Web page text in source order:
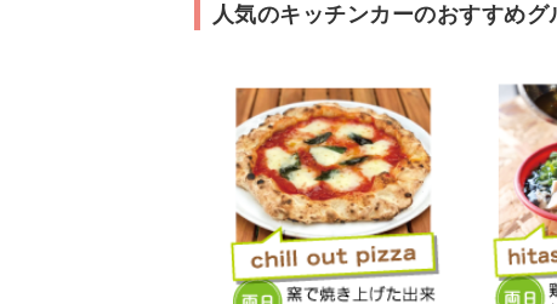
人気のキッチンカーのおすすめグ